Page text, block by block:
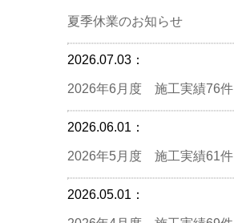
夏季休業のお知らせ
2026.07.03：
2026年6月度 施工実績76件
2026.06.01：
2026年5月度 施工実績61件
2026.05.01：